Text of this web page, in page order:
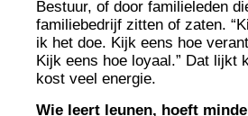
Bestuur, of door familieleden
familiebedrijf zitten of zaten.
ik het doe. Kijk eens hoe
Kijk eens hoe loyaal.” Dat lijkt
kost veel energie.
Wie leert leunen, hoeft